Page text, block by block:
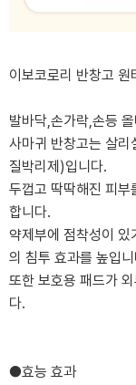
이보코로리 반창고 원
발바닥,손가락,손등 올
사마귀 반창고는 살
질박리제)입니다.
두껍고 딱딱해진 피부
합니다.
약제부에 점착성이
의 침투 효과를 높입
또한 보호용 패드가
다.
●효능 효과